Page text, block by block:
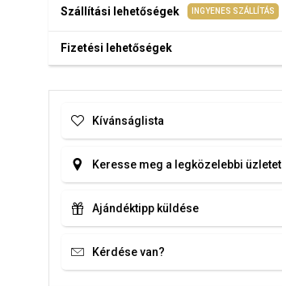
Szállítási lehetőségek INGYENES SZÁLLÍTÁS
Fizetési lehetőségek
Kívánságlista
Keresse meg a legközelebbi üzletet
Ajándéktipp küldése
Kérdése van?